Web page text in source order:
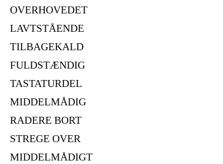
OVERHOVEDET
LAVTSTÅENDE
TILBAGEKALD
FULDSTÆNDIG
TASTATURDEL
MIDDELMÅDIG
RADERE BORT
STREGE OVER
MIDDELMÅDIGT